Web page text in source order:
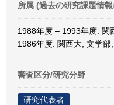
所属 (過去の研究課題情
1988年度 – 1993年度: 関
1986年度: 関西大, 文学部
審査区分/研究分野
研究代表者